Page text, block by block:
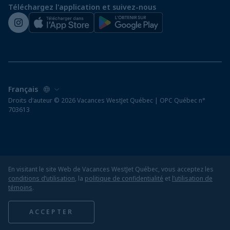
Salle de presse de WestJet
Téléchargez l'application et suivez-nous
Droits d‘auteur © 2026 Vacances WestJet Québec | OPC Québec n°
703613
En visitant le site Web de Vacances WestJet Québec, vous acceptez les
conditions d’utilisation, la politique de confidentialité et l’utilisation de
témoins.
ACCEPTER